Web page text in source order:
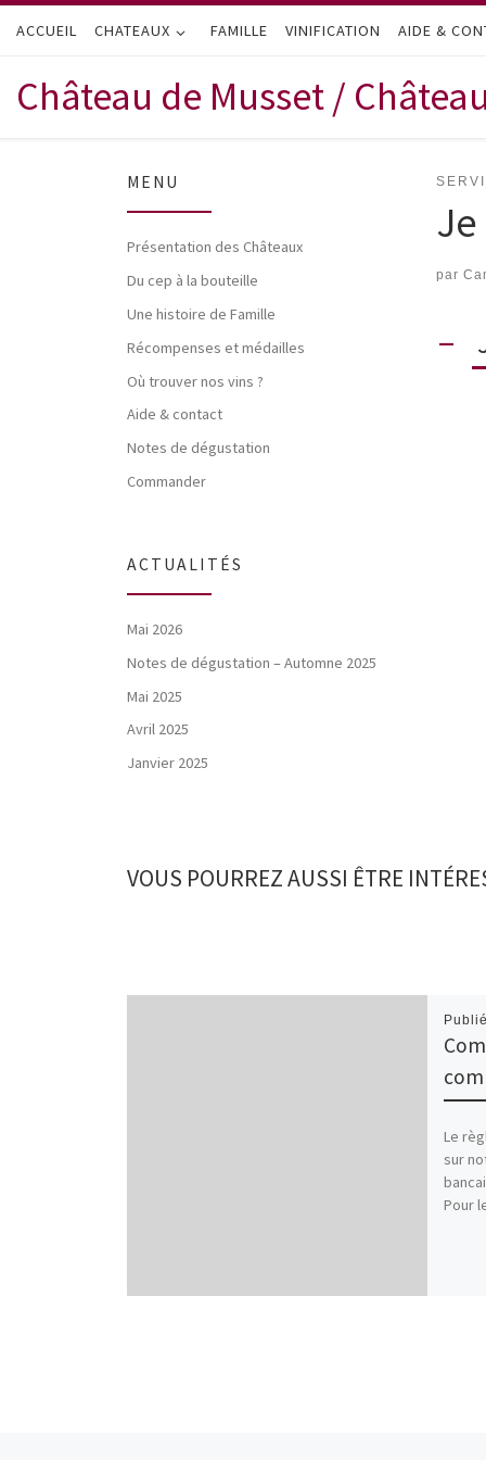
Passer au contenu
ACCUEIL CHATEAUX FAMILLE VINIFICATION AIDE &
Château de Musset /
par
A
VOUS POURREZ AUSSI ÊTRE
Le
sur
Pour
MENU
Présentation des Châteaux
Du cep à la bouteille
Une histoire de Famille
Récompenses et médailles
Où trouver nos vins ?
Aide & contact
Notes de dégustation
Commander
ACTUALITÉS
Mai 2026
Notes de dégustation – Automne 2025
Mai 2025
Avril 2025
Janvier 2025